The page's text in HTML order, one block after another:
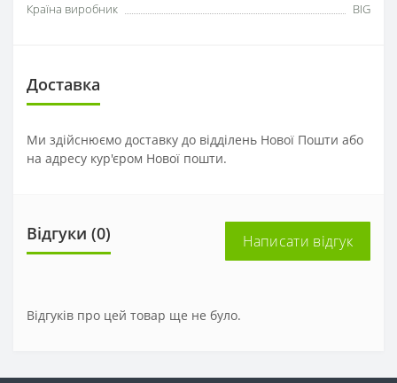
Країна виробник
BIG
Доставка
Ми здійснюємо доставку до відділень Нової Пошти або
на адресу кур'єром Нової пошти.
Відгуки (0) Написати відгук
Відгуків про цей товар ще не було.